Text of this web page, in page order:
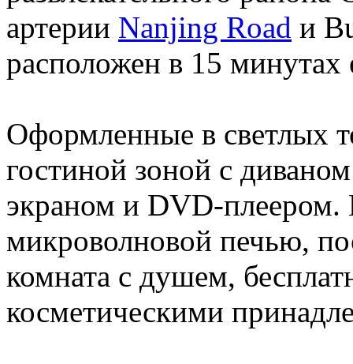
артерии Nanjing Road и
расположен в 15 минутах
Оформленные в светлых
гостиной зоной с
экраном и DVD-
микроволновой печью,
комната с душем,
косметическими